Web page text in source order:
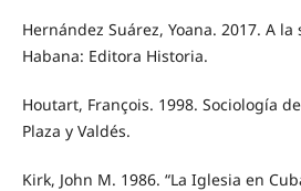
Hernández Suárez, Yoana. 2017. A
Habana: Editora Historia.
Houtart, François. 1998. Sociología
Plaza y Valdés.
Kirk, John M. 1986. “La Iglesia en